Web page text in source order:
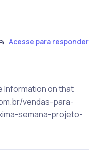
Acesse para responder
Information on that
vendas-para-
semana-projeto-